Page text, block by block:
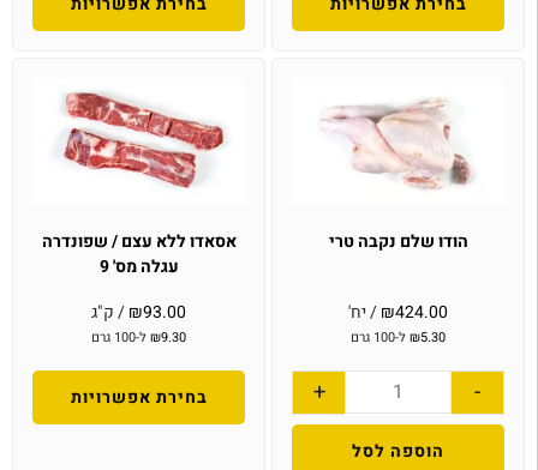
הודו שלם נקבה טרי
₪424.00 / יח'
₪5.30 ל-100 גרם
-
+
הוספה לסל
אסאדו ללא עצם / שפונדרה
עגלה מס' 9
₪93.00 / ק"ג
₪9.30 ל-100 גרם
בחירת אפשרויות